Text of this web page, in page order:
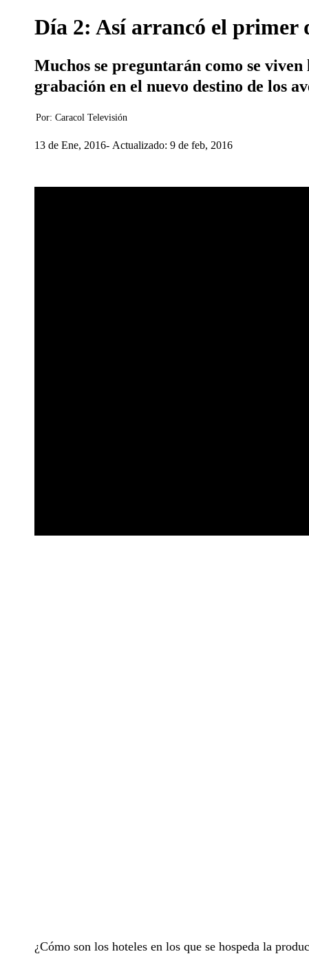
Día 2: Así arrancó el primer
Muchos se preguntarán como se
grabación en el nuevo destino de los
Por: Caracol Televisión
13 de Ene, 2016 Actualizado: 9 de feb, 2016
¿Cómo son los hoteles en los que se hospeda la